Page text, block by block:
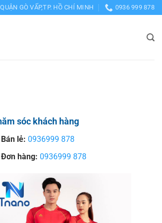
GÒ VẤP,TP. HỒ CHÍ MINH 0936 999 878
sóc khách hàng
Bán lẻ: 0936999 878
Đơn hàng: 0936999 878